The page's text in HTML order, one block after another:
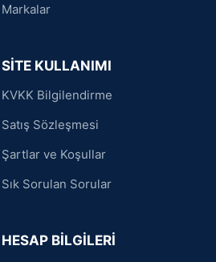
Markalar
SİTE KULLANIMI
KVKK Bilgilendirme
Satış Sözleşmesi
Şartlar ve Koşullar
Sık Sorulan Sorular
HESAP BİLGİLERİ